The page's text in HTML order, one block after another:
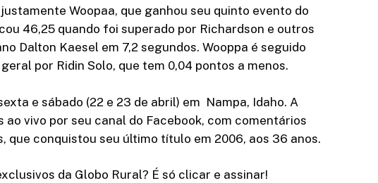
Woopaa, que ganhou seu quinto evento do
46,25 quando foi superado por Richardson e outros
Dalton Kaesel em 7,2 segundos. Wooppa é seguido
por Ridin Solo, que tem 0,04 pontos a menos.
e sábado (22 e 23 de abril) em Nampa, Idaho. A
ao vivo por seu canal do Facebook, com comentários
que conquistou seu último título em 2006, aos 36 anos.
da Globo Rural? É só clicar e assinar!​